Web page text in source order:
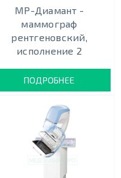
МР-Диамант -
маммограф
рентгеновский,
исполнение 2
ПОДРОБНЕЕ